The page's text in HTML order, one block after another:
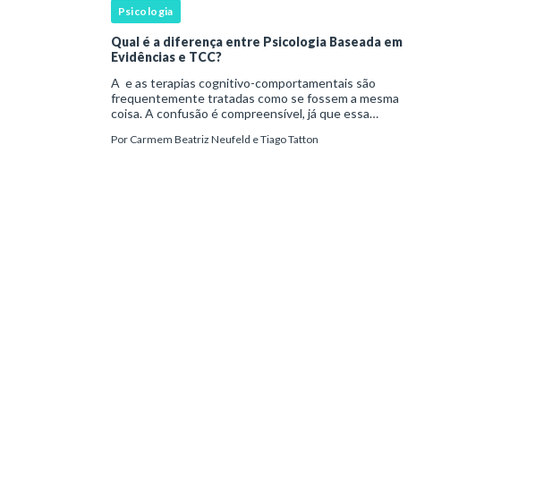
Psicologia
Qual é a diferença entre Psicologia Baseada em
Evidências e TCC?
A e as terapias cognitivo-comportamentais são
frequentemente tratadas como se fossem a mesma
coisa. A confusão é compreensível, já que essa
histórica próxima com pesquisas experimentais,
Por Carmem Beatriz Neufeld e Tiago Tatton